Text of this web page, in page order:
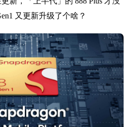
又更新升级了个啥？